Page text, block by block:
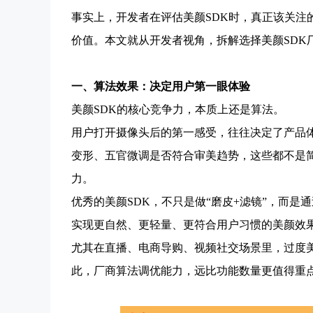
事实上，开发者在评估美颜SDK时，真正该关
价值。本文就从开发者视角，拆解选择美颜SDK
一、算法效果：决定用户第一眼体验
美颜SDK的核心竞争力，本质上还是算法。
用户打开摄像头后的第一感受，往往决定了产
变形、五官微调是否符合审美趋势，这些都不是
力。
优秀的美颜SDK，不只是做“磨皮+滤镜”，而是
实现更自然、更轻量、更符合用户习惯的美颜效
尤其在直播、电商导购、视频社交场景里，过
此，厂商算法调优能力，远比功能数量更值得重